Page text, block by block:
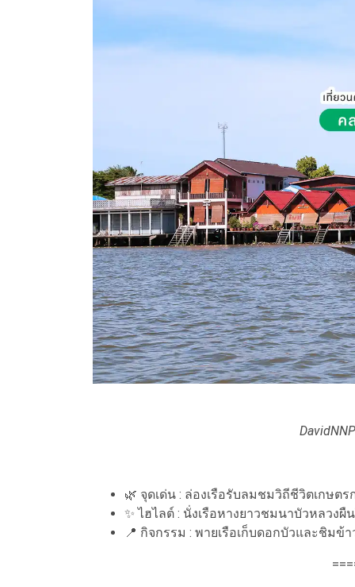
🌿 จุดเด่น : ล่องเรือรับลมชมวิถีชีวิตเกษต
✨ ไฮไลต์ : นั่งเรือหางยาวชมนาบัวหลวงผื
📍 กิจกรรม : พายเรือเก็บดอกบัวและชิมข้